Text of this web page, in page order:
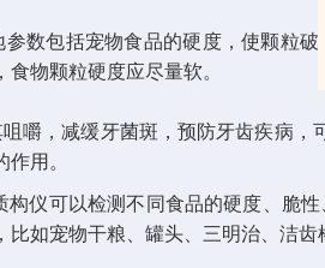
数包括宠物食品的硬度，使颗粒破
物颗粒硬度应尽量软。
，减缓牙菌斑，预防牙齿疾病，
用。
可以检测不同食品的硬度、脆性
比如宠物干粮、罐头、三明治、洁